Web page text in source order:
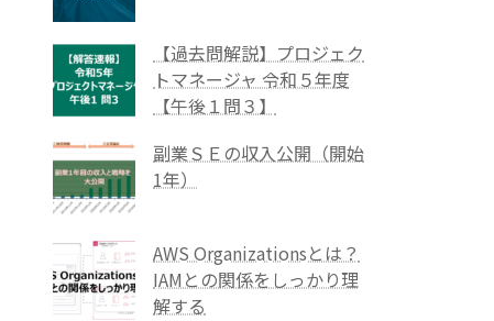
【過去問解説】プロジェク
トマネージャ 令和５年度
【午後１問３】
副業ＳＥの収入公開（開始
1年）
AWS Organizationsとは？
IAMとの関係をしっかり理
解する